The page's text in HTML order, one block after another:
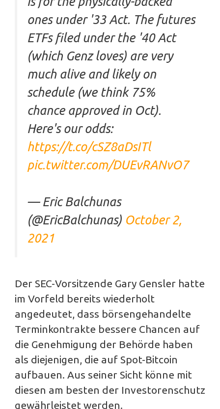
ones under '33 Act. The futures
ETFs filed under the '40 Act
(which Genz loves) are very
much alive and likely on
schedule (we think 75%
chance approved in Oct).
Here's our odds:
https://t.co/cSZ8aDsITl
pic.twitter.com/DUEvRANvO7
— Eric Balchunas
(@EricBalchunas) October 2,
2021
Der SEC-Vorsitzende Gary Gensler hatte
im Vorfeld bereits wiederholt
angedeutet, dass börsengehandelte
Terminkontrakte bessere Chancen auf
die Genehmigung der Behörde haben
als diejenigen, die auf Spot-Bitcoin
aufbauen. Aus seiner Sicht könne mit
diesen am besten der Investorenschutz
gewährleistet werden.